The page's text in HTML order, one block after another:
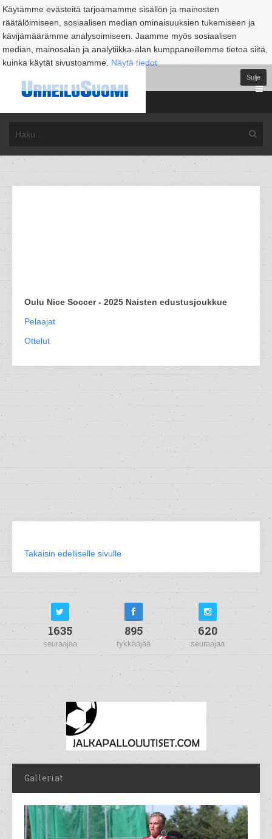
Käytämme evästeitä tarjoamamme sisällön ja mainosten
räätälöimiseen, sosiaalisen median ominaisuuksien tukemiseen ja
kävijämäärämme analysoimiseen. Jaamme myös sosiaalisen
median, mainosalan ja analytiikka-alan kumppaneillemme tietoa siitä,
kuinka käytät sivustoamme. Näytä tiedot
Sulje
Oulu Nice Soccer - 2025 Naisten edustusjoukkue
Pelaajat
Ottelut
Takaisin edelliselle sivulle
1635
seuraajaa
895
tykkääjää
620
seuraajaa
Galleriat